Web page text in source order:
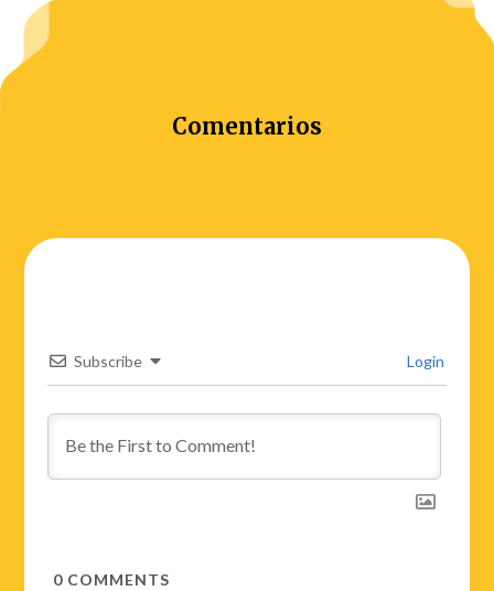
Comentarios
Subscribe Login
0 COMMENTS